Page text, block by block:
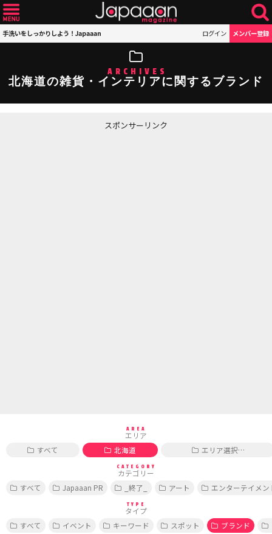
手洗いをしっかりしよう！Japaaan ログイン メンバー登録
ARCHIVES
北海道の雑貨・インテリアに関するブランド
スポンサーリンク
AREA
エリア
すべて
北海道 エリア選択…
CATEGORY
カテゴリー
すべて
Japaaan PR _終了_ アート エンターテイメン
TYPE
タイプ
すべて
イベント キーワード スポット ブランド